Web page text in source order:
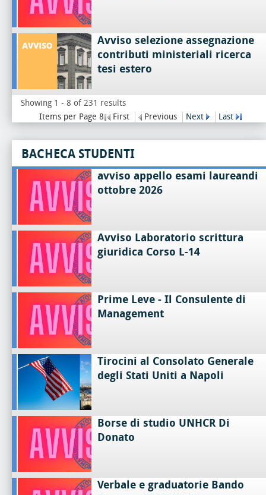
Avviso selezione assegnazione
contributi ministeriali ricerca
tesi estero
Showing 1 - 8 of 231 results
Items per Page 8
First Previous Next Last
BACHECA STUDENTI
avviso appello esami laureandi
ottobre 2026
Avviso Laboratorio scrittura
giuridica Corso L-14
Prime Leve - Il Consulente di
Management
Tirocini al Consolato Generale
degli Stati Uniti a Napoli
Borse di studio UNHCR Di
Donato
Verbale e graduatorie Bando